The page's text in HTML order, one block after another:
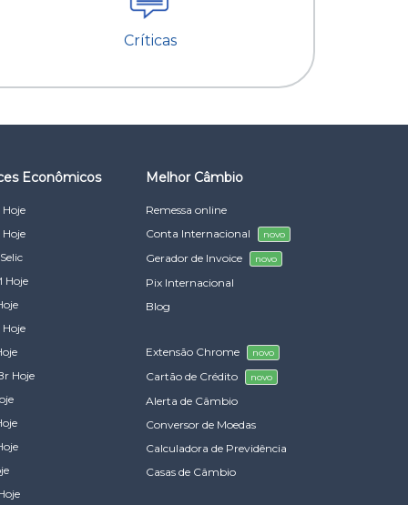
Críticas
Econômicos
Hoje
Hoje
Hoje
Hoje
Hoje
Melhor Câmbio
Remessa online
Conta Internacional
novo
Gerador de Invoice novo
Pix Internacional
Blog
Extensão Chrome novo
Cartão de Crédito novo
Alerta de Câmbio
Conversor de Moedas
Calculadora de Previdência
Casas de Câmbio